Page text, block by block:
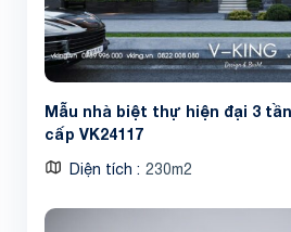
Mẫu nhà biệt thự hiện đại 3
cấp VK24117
Diện tích 230m2